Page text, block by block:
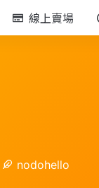
線上賣場
nodohello